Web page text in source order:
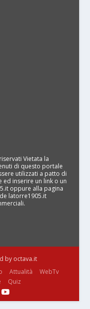
Vietata la
di questo portale
utilizzati a patto di
inserire un link o un
oppure alla pagina
latorre1905.it
by octava.it
Attualità
WebTv
Quiz